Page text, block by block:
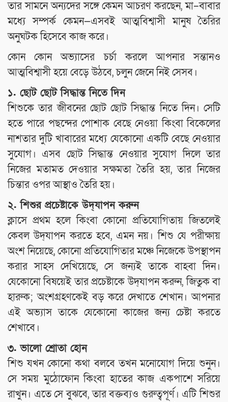
তার সামনে অন্যদের সঙ্গে কেমন আচরণ করছেন, মা–বাবার
মধ্যে সম্পর্ক কেমন—এসবই আত্মবিশ্বাসী মানুষ তৈরির
অনুঘটক হিসেবে কাজ করে।
কোন কোন অভ্যাসের চর্চা করলে আপনার সন্তানও
আত্মবিশ্বাসী হয়ে বেড়ে উঠবে, চলুন জেনে নিই সেসব।
১. ছোট ছোট সিদ্ধান্ত নিতে দিন
শিশুকে তার জীবনের ছোট ছোট সিদ্ধান্ত নিতে দিন। সেটি
হতে পারে পছন্দের পোশাক বেছে নেওয়া কিংবা বিকেলের
নাশতার দুটি খাবারের মধ্যে যেকোনো একটি বেছে নেওয়ার
সুযোগ। এসব ছোট সিদ্ধান্ত নেওয়ার সুযোগ দিলে তার
নিজের মতামত দেওয়ার সক্ষমতা তৈরি হয়, তার নিজের
চিন্তার ওপর আস্থাও তৈরি হয়।
২. শিশুর প্রচেষ্টাকে উদ্‌যাপন করুন
ক্লাসে প্রথম হলে কিংবা কোনো প্রতিযোগিতায় জিতলেই
কেবল উদ্‌যাপন করতে হবে, এমন নয়। শিশু যে পরীক্ষায়
অংশ নিয়েছে, কোনো প্রতিযোগিতার মঞ্চে নিজেকে উপস্থাপন
করার সাহস দেখিয়েছে, সে জন্যই তাকে বাহবা দিন।
যেকোনো বিষয়েই তার প্রচেষ্টাকে উদ্‌যাপন করুন, জিতুক বা
হারুক; অংশগ্রহণকেই বড় করে দেখাতে শেখান। আপনার
এই অভ্যাস তাকে যেকোনো কাজের জন্য চেষ্টা করতে
শেখাবে।
৩. ভালো শ্রোতা হোন
শিশু যখন কোনো কথা বলবে তখন মনোযোগ দিয়ে শুনুন।
সে সময় মুঠোফোন কিংবা হাতের কাজ একপাশে সরিয়ে
রাখুন। এতে সে বুঝবে, তার বক্তব্যও গুরুত্বপূর্ণ। এটি শিশুর